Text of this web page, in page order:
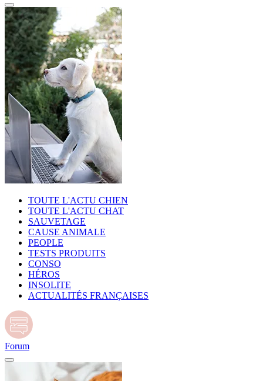
TOUTE L'ACTU CHIEN
TOUTE L'ACTU CHAT
SAUVETAGE
CAUSE ANIMALE
PEOPLE
TESTS PRODUITS
CONSO
HÉROS
INSOLITE
ACTUALITÉS FRANÇAISES
Forum